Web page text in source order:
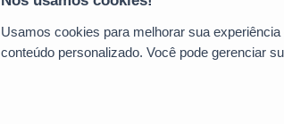
CEP:
Tel.:
Usamos cookies para melhorar sua
conteúdo personalizado. Você pode gerenciar